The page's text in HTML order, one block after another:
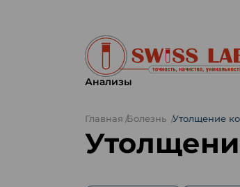
Анализы
Главная Болезнь Утолщение